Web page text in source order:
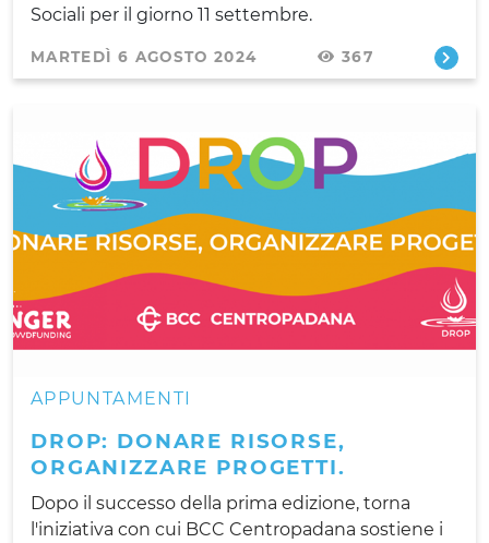
Sociali per il giorno 11 settembre.
MARTEDÌ 6 AGOSTO 2024 367
APPUNTAMENTI
DROP: DONARE RISORSE,
ORGANIZZARE PROGETTI.
Dopo il successo della prima edizione, torna
l'iniziativa con cui BCC Centropadana sostiene i